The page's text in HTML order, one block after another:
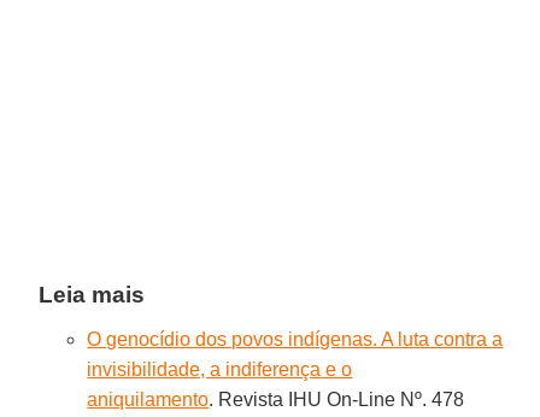
Leia mais
O genocídio dos povos indígenas. A luta contra a
invisibilidade, a indiferença e o
aniquilamento. Revista IHU On-Line Nº. 478